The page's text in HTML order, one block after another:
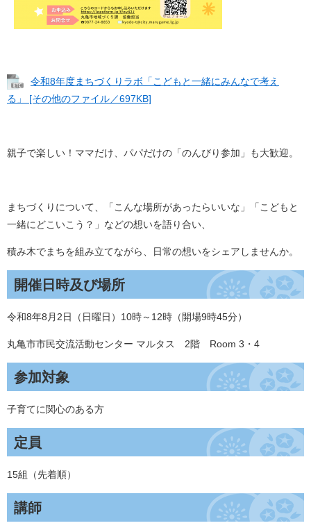
令和8年度まちづくりラボ「こどもと一緒にみんなで考え
る」 [その他のファイル／697KB]
親子で楽しい！ママだけ、パパだけの「のんびり参加」も大歓迎。
まちづくりについて、「こんな場所があったらいいな」「こどもと
一緒にどこいこう？」などの想いを語り合い、
積み木でまちを組み立てながら、日常の想いをシェアしませんか。
開催日時及び場所
令和8年8月2日（日曜日）10時～12時（開場9時45分）
丸亀市市民交流活動センター マルタス 2階 Room 3・4
参加対象
子育てに関心のある方
定員
15組（先着順）
講師